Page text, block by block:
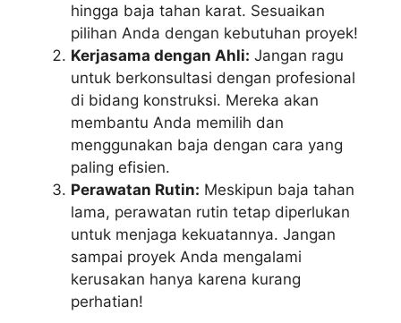
hingga baja tahan karat. Sesuaikan
pilihan Anda dengan kebutuhan proyek!
Kerjasama dengan Ahli: Jangan ragu
untuk berkonsultasi dengan profesional
di bidang konstruksi. Mereka akan
membantu Anda memilih dan
menggunakan baja dengan cara yang
paling efisien.
Perawatan Rutin: Meskipun baja tahan
lama, perawatan rutin tetap diperlukan
untuk menjaga kekuatannya. Jangan
sampai proyek Anda mengalami
kerusakan hanya karena kurang
perhatian!